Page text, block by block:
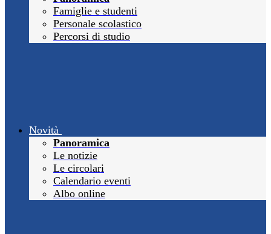
Famiglie e studenti
Personale scolastico
Percorsi di studio
Novità
Panoramica
Le notizie
Le circolari
Calendario eventi
Albo online